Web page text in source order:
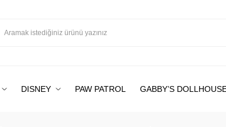
DISNEY PAW PATROL GABBY’S